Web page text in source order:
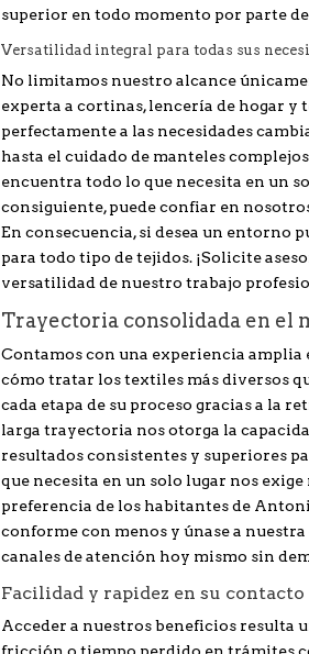
superior en todo momento por parte
Versatilidad integral para todas sus
No limitamos nuestro alcance
experta a cortinas, lencería de hogar y
perfectamente a las necesidades
hasta el cuidado de manteles
encuentra todo lo que necesita en un
consiguiente, puede confiar en
En consecuencia, si desea un entorno
para todo tipo de tejidos. ¡Solicite
versatilidad de nuestro trabajo
Trayectoria consolidada en el
Contamos con una experiencia
cómo tratar los textiles más diversos
cada etapa de su proceso gracias a la
larga trayectoria nos otorga la
resultados consistentes y superiores
que necesita en un solo lugar nos
preferencia de los habitantes de
conforme con menos y únase a
canales de atención hoy mismo sin
Facilidad y rapidez en su
Acceder a nuestros beneficios resulta